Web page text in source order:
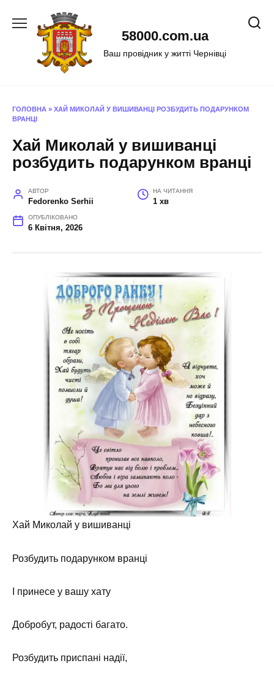
58000.com.ua
Ваш провідник у житті Чернівці
ГОЛОВНА » ХАЙ МИКОЛАЙ У ВИШИВАНЦІ РОЗБУДИТЬ ПОДАРУНКОМ
ВРАНЦІ
Хай Миколай у вишиванці
розбудить подарунком вранці
АВТОР
Fedorenko Serhii
НА ЧИТАННЯ
1 хв
ОПУБЛІКОВАНО
6 Квітня, 2026
Хай Миколай у вишиванці
Розбудить подарунком вранці
І принесе у вашу хату
Добробут, радості багато.
Розбудить приспані надії,